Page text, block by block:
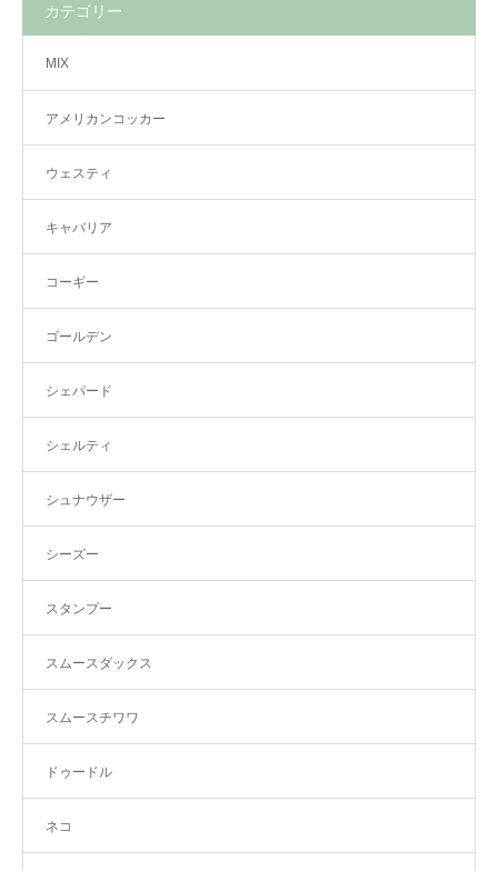
カテゴリー
MIX
アメリカンコッカー
ウェスティ
キャバリア
コーギー
ゴールデン
シェパード
シェルティ
シュナウザー
シーズー
スタンプー
スムースダックス
スムースチワワ
ドゥードル
ネコ